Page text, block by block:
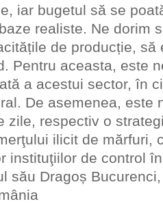
iar bugetul să se
realiste. Ne dorim
de producție, să
Pentru aceasta, este
a acestui sector, în
De asemenea, este
zile, respectiv o
ilicit de mărfuri,
instituţiilor de control
său Dragoș